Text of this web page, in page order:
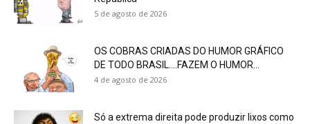
5 de agosto de 2026
OS COBRAS CRIADAS DO HUMOR GRÁFICO
DE TODO BRASIL….FAZEM O HUMOR...
4 de agosto de 2026
Só a extrema direita pode produzir lixos como